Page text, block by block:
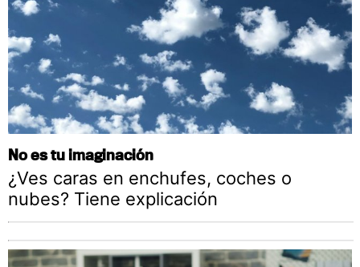
No es tu imaginación
¿Ves caras en enchufes, coches o
nubes? Tiene explicación